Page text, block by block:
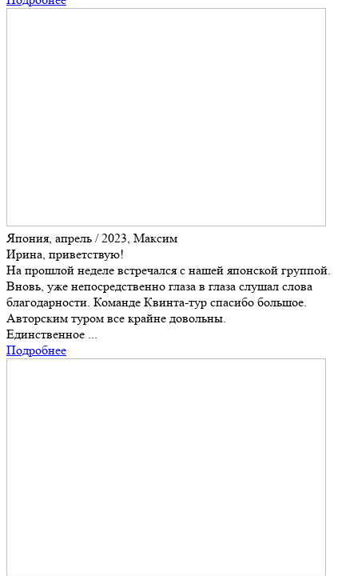
Япония, апрель / 2023, Максим
Ирина, приветствую!
На прошлой неделе встречался с нашей японской группой.
Вновь, уже непосредственно глаза в глаза слушал слова
благодарности. Команде Квинта-тур спасибо большое.
Авторским туром все крайне довольны.
Единственное ...
Подробнее